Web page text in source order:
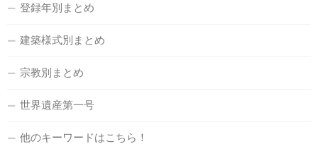
登録年別まとめ
建築様式別まとめ
宗教別まとめ
世界遺産第一号
他のキーワードはこちら！